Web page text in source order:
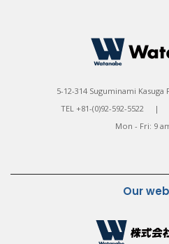
5-12-314 Suguminami Kasuga
TEL +81-(0)92-592-5522 |
Mon - Fri: 9
Our